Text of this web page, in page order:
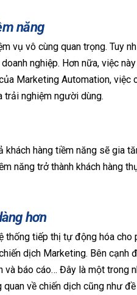
năng
vụ vô cùng quan trọng. Tuy
nghiệp. Hơn nữa, việc
Marketing Automation,
trải nghiệm người dùng.
hàng tiềm năng sẽ gia
năng trở thành khách hàng
hơn
thống tiếp thị tự động hóa
dịch Marketing. Bên cạnh
và báo cáo… Đây là một trong
về chiến dịch cũng như